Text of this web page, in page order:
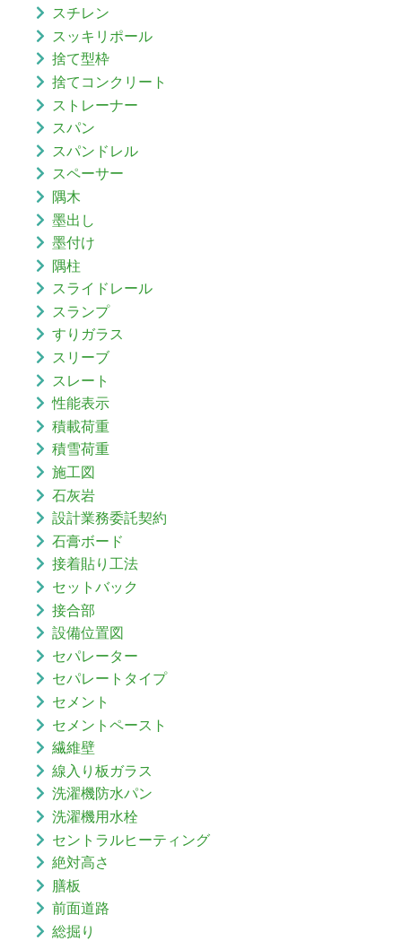
スチレン
スッキリポール
捨て型枠
捨てコンクリート
ストレーナー
スパン
スパンドレル
スペーサー
隅木
墨出し
墨付け
隅柱
スライドレール
スランプ
すりガラス
スリーブ
スレート
性能表示
積載荷重
積雪荷重
施工図
石灰岩
設計業務委託契約
石膏ボード
接着貼り工法
セットバック
接合部
設備位置図
セパレーター
セパレートタイプ
セメント
セメントペースト
繊維壁
線入り板ガラス
洗濯機防水パン
洗濯機用水栓
セントラルヒーティング
絶対高さ
膳板
前面道路
総掘り